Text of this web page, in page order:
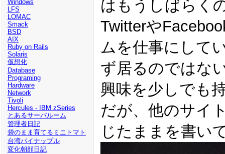
Windows
LFS
LOMAC
Smack
BSD
AIX
Ruby on Rails
Solaris
仮想化
Database
Programing
Hardware
Network
Tivoli
Hercules - IBM zSeries
とあるサーバルーム
管理者日記
袋のまま育てるミニトマト
台湾パイナップル
変化朝顔日記
はもうしばらく
Twitterや
ムを仕事にして
ず居るのではな
興味を少しでも
だが、他のサイ
じたままを書い